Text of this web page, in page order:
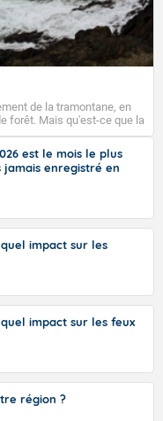
de la tramontane, en
forêt. Mais qu'est-ce que la
? La tramontane est un
à nord, ou ouest à nord-
la vallée de l’Aude et à
du latin trasmontanus,
régions montagneuses
est le mois le plus
jamais enregistré en
impact sur les
impact sur les feux
région ?